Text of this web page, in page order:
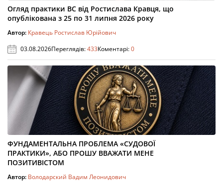
Огляд практики ВС від Ростислава Кравця, що
опублікована з 25 по 31 липня 2026 року
Автор: Кравець Ростислав Юрійович
03.08.2026Переглядів:433Коментарі:0
ФУНДАМЕНТАЛЬНА ПРОБЛЕМА «СУДОВОЇ
ПРАКТИКИ», АБО ПРОШУ ВВАЖАТИ МЕНЕ
ПОЗИТИВІСТОМ
Автор: Володарский Вадим Леонидович